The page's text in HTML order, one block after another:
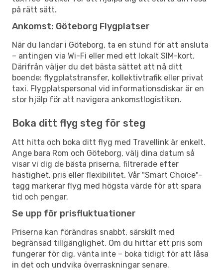
på rätt sätt.
Ankomst: Göteborg Flygplatser
När du landar i Göteborg, ta en stund för att ansluta
– antingen via Wi-Fi eller med ett lokalt SIM-kort.
Därifrån väljer du det bästa sättet att nå ditt
boende: flygplatstransfer, kollektivtrafik eller privat
taxi. Flygplatspersonal vid informationsdiskar är en
stor hjälp för att navigera ankomstlogistiken.
Boka ditt flyg steg för steg
Att hitta och boka ditt flyg med Travellink är enkelt.
Ange bara Rom och Göteborg, välj dina datum så
visar vi dig de bästa priserna, filtrerade efter
hastighet, pris eller flexibilitet. Vår "Smart Choice"-
tagg markerar flyg med högsta värde för att spara
tid och pengar.
Se upp för prisfluktuationer
Priserna kan förändras snabbt, särskilt med
begränsad tillgänglighet. Om du hittar ett pris som
fungerar för dig, vänta inte – boka tidigt för att låsa
in det och undvika överraskningar senare.